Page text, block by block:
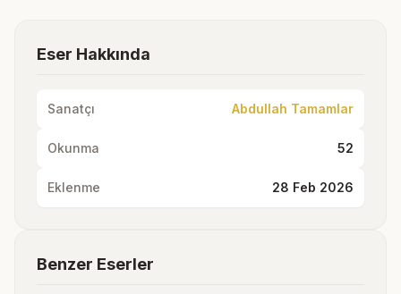
Eser Hakkında
Sanatçı Abdullah Tamamlar
Okunma 52
Eklenme 28 Feb 2026
Benzer Eserler